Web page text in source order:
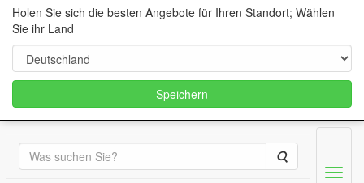
Suche
Menu
Holen Sie sich die besten Angebote für Ihren Standort; Wählen
Sie ihr Land
Speichern